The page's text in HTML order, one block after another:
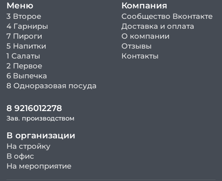
Меню
3 Второе
4 Гарниры
7 Пироги
5 Напитки
1 Салаты
2 Первое
6 Выпечка
8 Одноразовая посуда
Компания
Сообщество Вконтакте
Доставка и оплата
О компании
Отзывы
Контакты
8 9216012278
Зав. производством
В организации
На стройку
В офис
На мероприятие